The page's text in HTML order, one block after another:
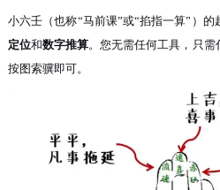
小六壬（也称“马前课”或“掐指一算”）
定位和数字推算。您无需任何工具，只
按图索骥即可。